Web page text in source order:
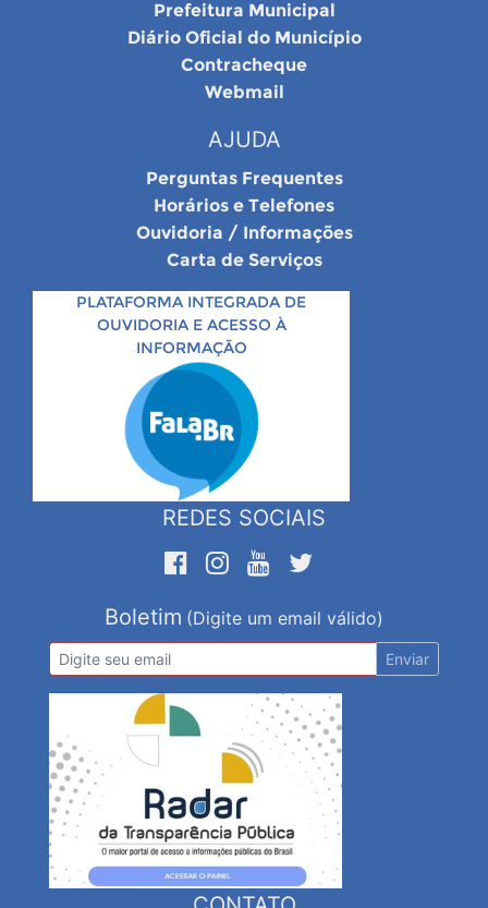
Prefeitura Municipal
Diário Oficial do Município
Contracheque
Webmail
AJUDA
Perguntas Frequentes
Horários e Telefones
Ouvidoria / Informações
Carta de Serviços
PLATAFORMA INTEGRADA DE
OUVIDORIA E ACESSO À
INFORMAÇÃO
REDES SOCIAIS
Boletim (Digite um email válido)
Enviar